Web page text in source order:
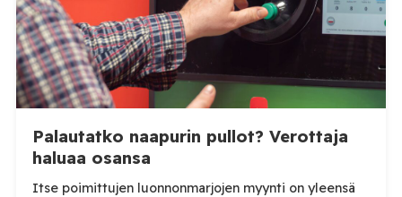
Palautatko naapurin pullot? Verottaja
haluaa osansa
Itse poimittujen luonnonmarjojen myynti on yleensä